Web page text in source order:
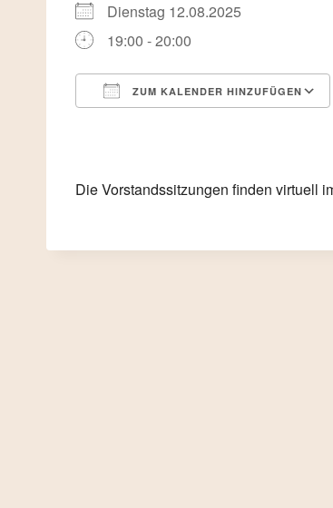
Dienstag 12.08.2025
19:00 - 20:00
ZUM KALENDER HINZUFÜGEN
Die Vorstandssitzungen finden virtuell